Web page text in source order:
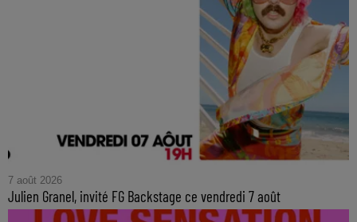
7 août 2026
Julien Granel, invité FG Backstage ce vendredi 7 août